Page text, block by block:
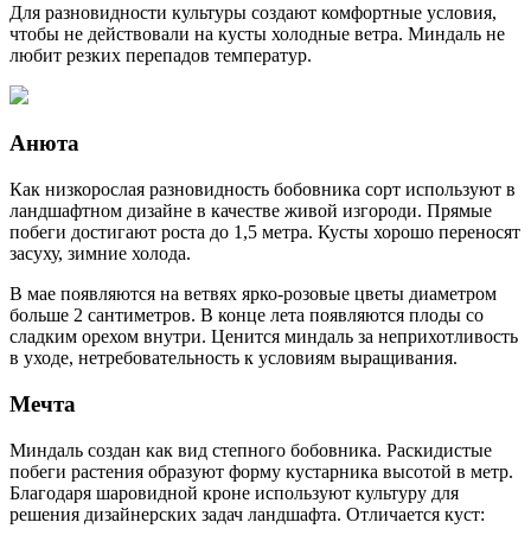
Для разновидности культуры создают комфортные условия,
чтобы не действовали на кусты холодные ветра. Миндаль не
любит резких перепадов температур.
Анюта
Как низкорослая разновидность бобовника сорт используют в
ландшафтном дизайне в качестве живой изгороди. Прямые
побеги достигают роста до 1,5 метра. Кусты хорошо переносят
засуху, зимние холода.
В мае появляются на ветвях ярко-розовые цветы диаметром
больше 2 сантиметров. В конце лета появляются плоды со
сладким орехом внутри. Ценится миндаль за неприхотливость
в уходе, нетребовательность к условиям выращивания.
Мечта
Миндаль создан как вид степного бобовника. Раскидистые
побеги растения образуют форму кустарника высотой в метр.
Благодаря шаровидной кроне используют культуру для
решения дизайнерских задач ландшафта. Отличается куст: